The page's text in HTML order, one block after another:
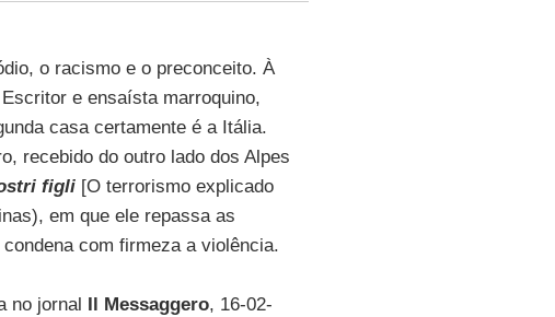
o racismo e o preconceito. À
e ensaísta marroquino,
casa certamente é a Itália.
recebido do outro lado dos Alpes
figli [O terrorismo explicado
em que ele repassa as
com firmeza a violência.
no jornal Il Messaggero, 16-02-